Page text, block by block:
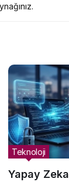
Yapay
Teknoloji